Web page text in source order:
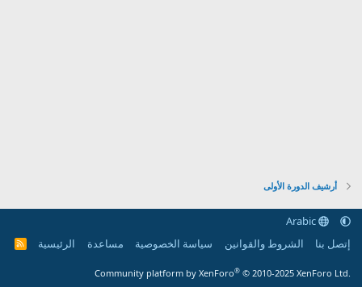
أرشيف الدورة الأولى
Arabic
إتصل بنا
الشروط والقوانين سياسة الخصوصية مساعدة الرئيسية
R
Community platform by XenForo® © 2010-2025 XenForo Ltd.